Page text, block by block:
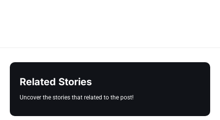
Related Stories
Uncover the stories that related to the post!